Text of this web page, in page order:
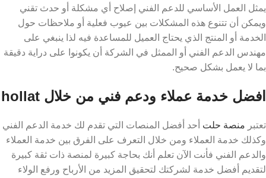
يمثل العمل الأساسي للدعم الفني إصلاح أي مشكلة أو حدث تقني
ويمكن أن تتنوع هذه المشكلات بين عيوب فعلية أو ملاحظات حول
الخدمة أو المنتج الذي يحتاج العميل للمساعدة فيه لذا ينبغي على
مهندس الدعم الفني أو الممثل في الشركة أن يكونوا على دراية دقيقة
بما لا يعمل بشكل صحيح.
افضل خدمة عملاء ودعم فني من خلال hollat
تعتبر منصة حلت أحد أفضل المنصات التي تقدم لك خدمة الدعم الفني
وكذلك خدمة العملاء ومن خلال التعرف على الفرق بين خدمة العملاء
والدعم الفني فأنت الآن تعلم أنك بحاجة كبيرة لمنصة ذات ثقة كبيرة
لتقديم أفضل خدمة لشركتك لتحقيق المزيد من الأرباح ورفع الولاء